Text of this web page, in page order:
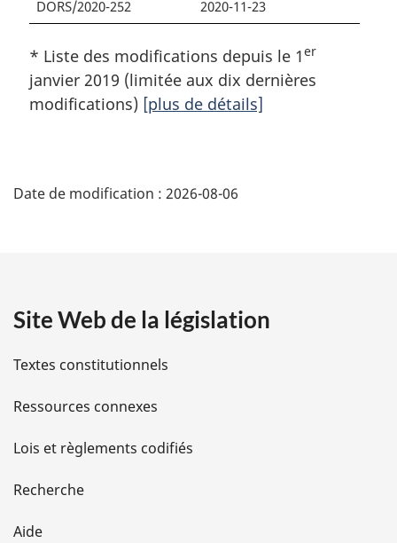
DORS/2020-252 2020-11-23
* Liste des modifications depuis le 1er
janvier 2019 (limitée aux dix dernières
modifications) [plus de détails]
é
i
l
s
d
e
l
Date de modification : 2026-08-06
Site Web de la législation
Textes constitutionnels
Ressources connexes
Lois et règlements codifiés
Recherche
Aide